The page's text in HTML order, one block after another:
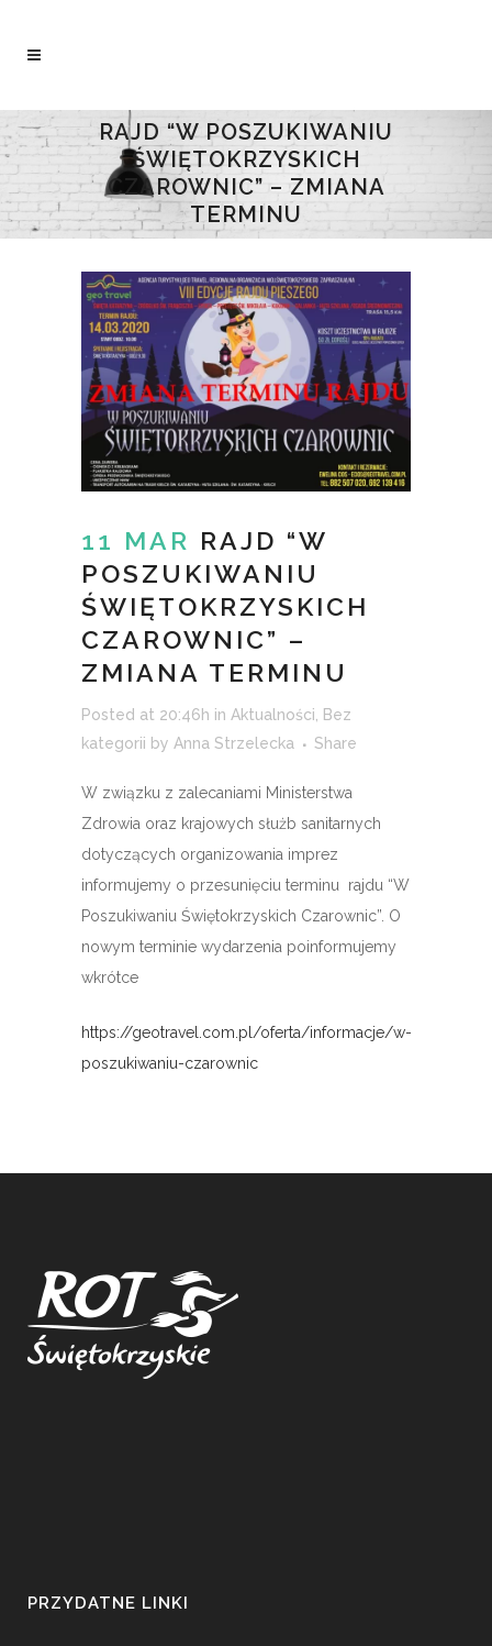
RAJD “W POSZUKIWANIU
ŚWIĘTOKRZYSKICH
CZAROWNIC” – ZMIANA
TERMINU
11 MAR RAJD “W
POSZUKIWANIU
ŚWIĘTOKRZYSKICH
CZAROWNIC” –
ZMIANA TERMINU
Posted at 20:46h in Aktualności, Bez
kategorii by Anna Strzelecka Share
W związku z zalecaniami Ministerstwa
Zdrowia oraz krajowych służb sanitarnych
dotyczących organizowania imprez
informujemy o przesunięciu terminu rajdu “W
Poszukiwaniu Świętokrzyskich Czarownic”. O
nowym terminie wydarzenia poinformujemy
wkrótce
https://geotravel.com.pl/oferta/informacje/w-
poszukiwaniu-czarownic
PRZYDATNE LINKI